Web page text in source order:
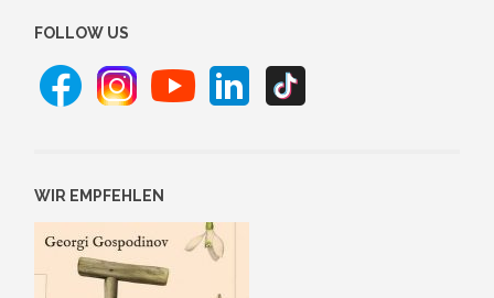
FOLLOW US
WIR EMPFEHLEN